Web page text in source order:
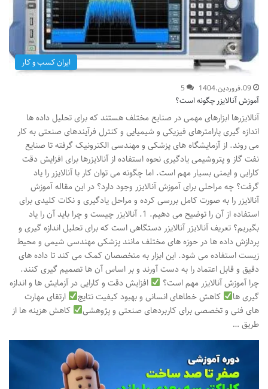
ایران کسب و کار
09.فروردین.1404 5
آموزش آنالایزر چگونه است؟
آنالایزرها ابزارهای مهمی در صنایع مختلف هستند که برای تحلیل داده ها
اندازه گیری پارامترهای فیزیکی و شیمیایی و کنترل فرآیندهای صنعتی به کار
می روند. از آزمایشگاه های پزشکی و مهندسی الکترونیک گرفته تا صنایع
نفت گاز و پتروشیمی یادگیری نحوه استفاده از آنالایزرها برای افزایش دقت
کارایی و ایمنی بسیار مهم است. اما چگونه می توان کار با آنالایزر را یاد
گرفت؟ چه مراحلی برای آموزش آنالایزر وجود دارد؟ در این مقاله آموزش
آنالایزر را به صورت کامل بررسی کرده و مراحل یادگیری و نکات کلیدی برای
استفاده از آن را توضیح می دهیم. 1. آنالایزر چیست و چرا باید آن را یاد
بگیریم؟ تعریف آنالایزر آنالایزر دستگاهی است که برای تحلیل اندازه گیری و
پردازش داده ها در حوزه های مختلف مانند پزشکی مهندسی شیمی و محیط
زیست استفاده می شود. این ابزار به متخصصان کمک می کند تا داده های
دقیق و قابل اعتماد را به دست آورند و بر اساس آن ها تصمیم گیری کنند.
چرا آموزش آنالایزر مهم است؟
افزایش دقت و کارایی در آزمایش ها و اندازه
گیری ها
کاهش خطاهای انسانی و بهبود کیفیت نتایج
ارتقای مهارت
های فنی و تخصصی برای کاربردهای صنعتی و پژوهشی
کاهش هزینه ها از
طریق …